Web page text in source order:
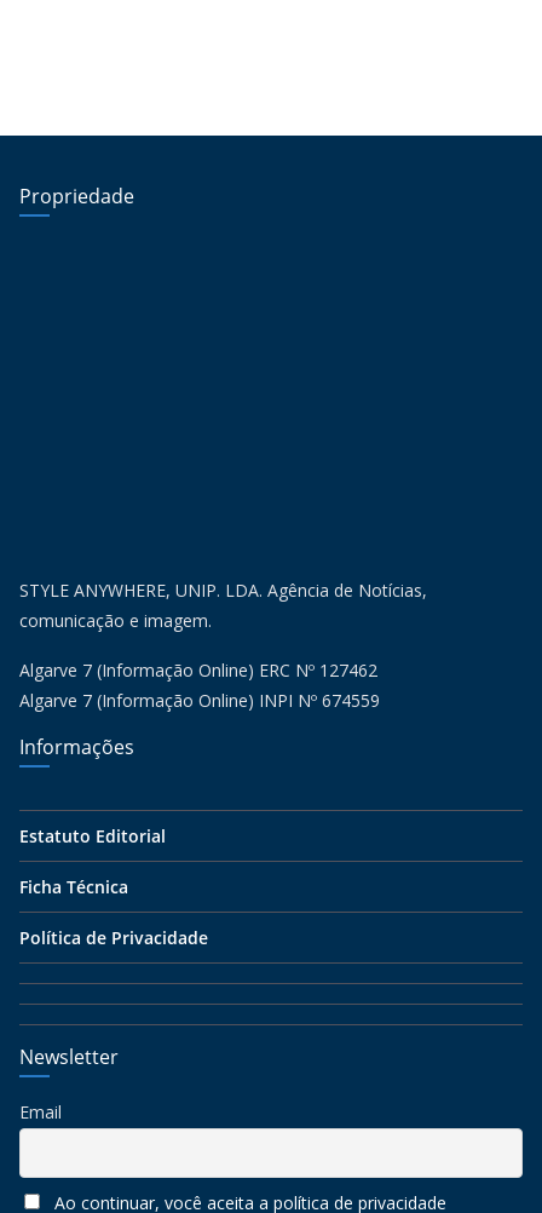
Propriedade
STYLE ANYWHERE, UNIP. LDA. Agência de Notícias,
comunicação e imagem.
Algarve 7 (Informação Online) ERC Nº 127462
Algarve 7 (Informação Online) INPI Nº 674559
Informações
Estatuto Editorial
Ficha Técnica
Política de Privacidade
Newsletter
Email
Ao continuar, você aceita a política de privacidade